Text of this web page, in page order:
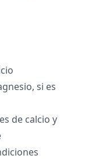
si es
de calcio y